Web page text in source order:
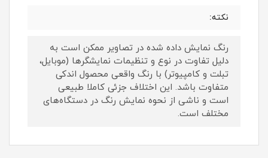
نکته:
رنگ نمایش داده‌ شده در تصاویر ممکن است به
دلیل تفاوت در نوع و تنظیمات نمایشگرها (موبایل،
تبلت و کامپیوتر) با رنگ واقعی محصول اندکی
متفاوت باشد. این اختلاف جزئی کاملا طبیعی
است و ناشی از نحوه نمایش رنگ در دستگاه‌های
مختلف است.